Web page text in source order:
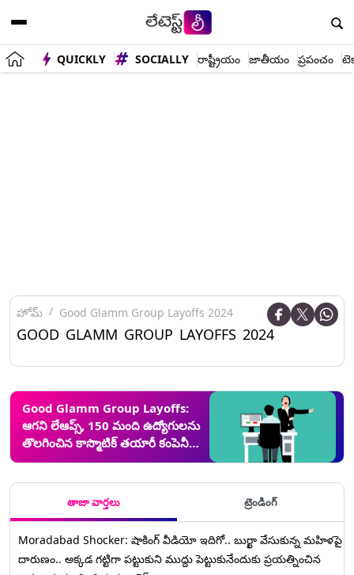
QUICKLY SOCIALLY రాష్ట్రీయం జాతీయం ప్రపంచం
హోమ్ Good Glamm Group Layoffs 2024
GOOD GLAMM GROUP LAYOFFS 2024
Good Glamm Group Layoffs:
ఆగని లేఆప్స్, 150 మంది ఉద్యోగులను
తొలగించిన కాస్మొటిక్ తయారీ కంపెనీ
గుడ్ గ్లామ్ గ్రూప్
తాజా వార్తలు ట్రెండింగ్
Moradabad Shocker: షాకింగ్ వీడియో ఇదిగో.. బుర్ఖా వేసుకున్న మహిళపై
దారుణం.. అక్కడ గట్టిగా పట్టుకుని ముద్దు పెట్టుకునేందుకు ప్రయత్నించిన